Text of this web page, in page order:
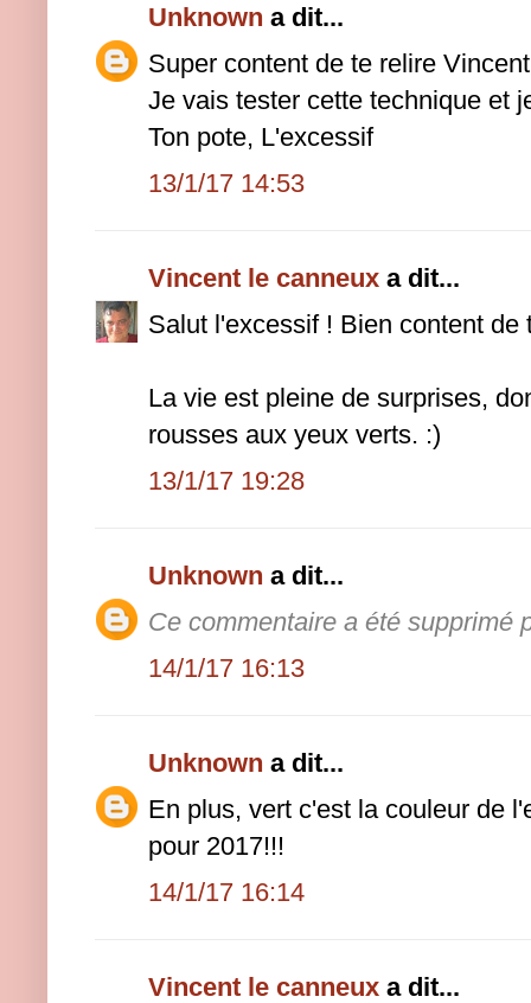
Unknown a dit...
Super content de te relire
Je vais tester cette technique et
Ton pote, L'excessif
13/1/17 14:53
Vincent le canneux a dit...
Salut l'excessif ! Bien content de
La vie est pleine de surprises,
rousses aux yeux verts. :)
13/1/17 19:28
Unknown a dit...
Ce commentaire a été supprimé
14/1/17 16:13
Unknown a dit...
En plus, vert c'est la couleur de
pour 2017!!!
14/1/17 16:14
Vincent le canneux a dit...